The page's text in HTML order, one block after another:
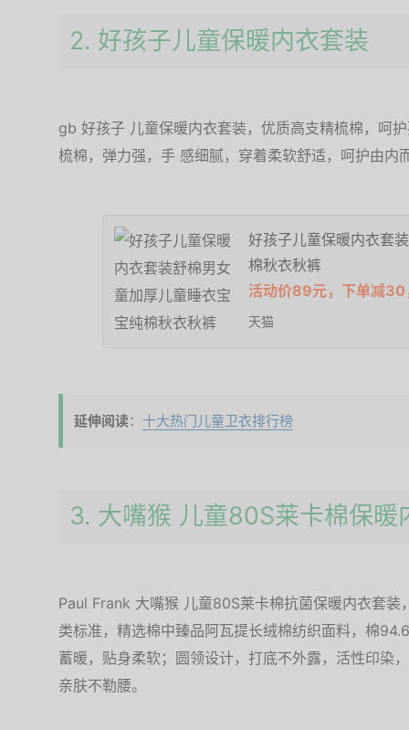
2. 好孩子儿童保暖内衣套装
gb 好孩子 儿童保暖内衣套装，优质高支精梳棉，呵
梳棉，弹力强，手 感细腻，穿着柔软舒适，呵护由内
好孩子儿童保暖内衣套
棉秋衣秋裤
活动价89元，下单减
天猫
延伸阅读： 十大热门儿童卫衣排行榜
3. 大嘴猴 儿童80S莱卡棉保暖
Paul Frank 大嘴猴 儿童80S莱卡棉抗菌保暖内衣套
类标准，精选棉中臻品阿瓦提长绒棉纺织面料，棉
蓄暖，贴身柔软；圆领设计，打底不外露，活性印染
亲肤不勒腰。